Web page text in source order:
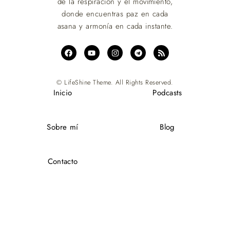
donde encuentras paz en cada
asana y armonía en cada instante.
© LifeShine Theme. All Rights Reserved.
Inicio
Sobre mí
Contacto
Podcasts
Blog